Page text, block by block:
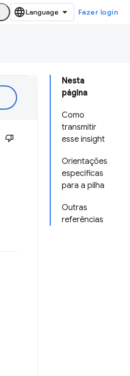
Fazer login
Nesta
página
Como
transmitir
esse insight
Orientações
específicas
para a pilha
Outras
referências